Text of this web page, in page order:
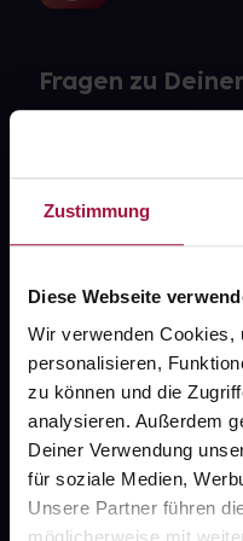
Zustimmung
Diese Webseite
Wir verwenden Cookies,
personalisieren,
zu können und die
analysieren. Außerdem
Deiner Verwendung
für soziale Medien,
Unsere Partner führen
Fragen zu
Über uns
Karriere